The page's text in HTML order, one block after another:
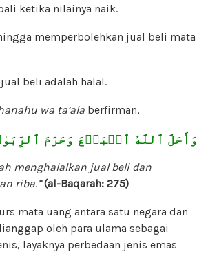
ketika nilainya naik.
memperbolehkan jual beli mata
beli adalah halal.
wa ta’ala berfirman,
وَأَحَلَّ ٱللَّهُ ٱلۡبَيۡعَ وَحَرَّمَ
menghalalkan jual beli dan
riba.”(al-Baqarah: 275)
mata uang antara satu negara dan
oleh para ulama sebagai
layaknya perbedaan jenis emas